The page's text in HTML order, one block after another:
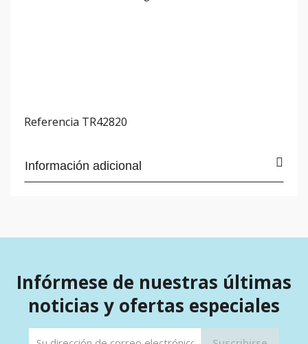
Referencia TR42820
Información adicional
Infórmese de nuestras últimas
noticias y ofertas especiales